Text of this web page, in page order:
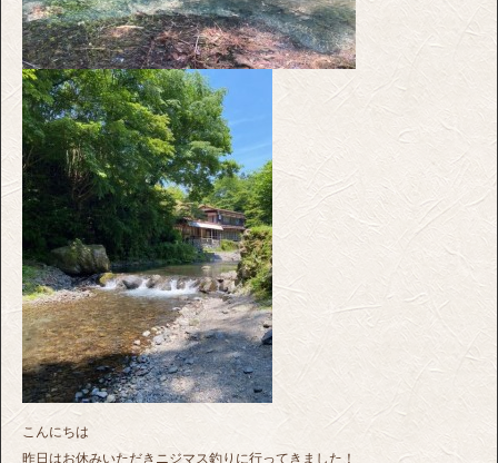
こんにちは
昨日はお休みいただきニジマス釣りに行ってきました！